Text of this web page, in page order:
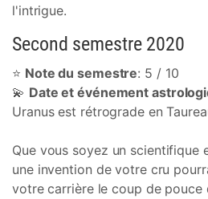
l'intrigue.
Second semestre 2020
⭐ Note du semestre: 5 / 10
💫 Date et événement
Uranus est rétrograde en
Que vous soyez un scientifique
une invention de votre cru
votre carrière le coup de pouce